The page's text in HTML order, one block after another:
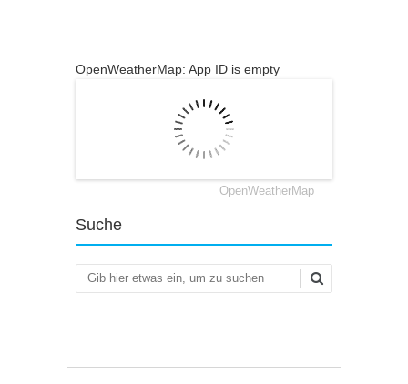
OpenWeatherMap: App ID is empty
OpenWeatherMap
Suche
Suchen